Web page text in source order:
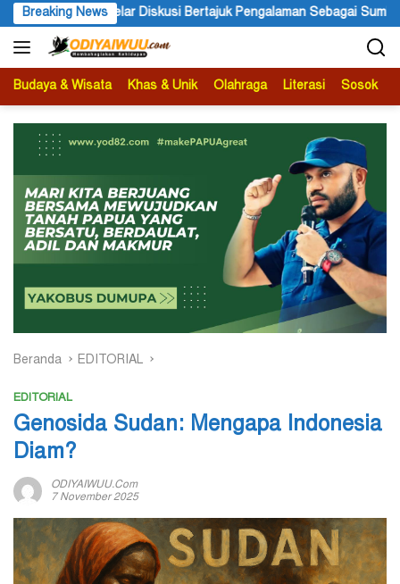
Langsung
ke
konten
Breaking News
Sebagai Sumber Pengetahuan Ketua APS Papua
Budaya & Wisata Khas & Unik Olahraga Literasi Sosok
Beranda EDITORIAL
EDITORIAL
Genosida Sudan: Mengapa Indonesia
Diam?
ODIYAIWUU.com
7 November 2025